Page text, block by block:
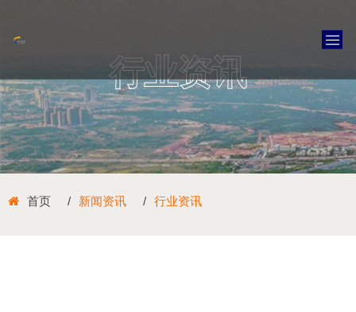
行业资讯
首页 新闻资讯 行业资讯